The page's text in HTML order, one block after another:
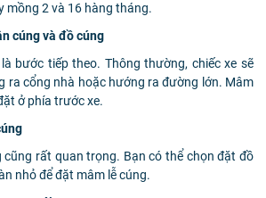
mồng 2 và 16 hàng tháng.
cúng và đồ cúng
bước tiếp theo. Thông thường, chiếc xe sẽ
ra cổng nhà hoặc hướng ra đường lớn. Mâm
ở phía trước xe.
cũng rất quan trọng. Bạn có thể chọn đặt đồ
nhỏ để đặt mâm lễ cúng.